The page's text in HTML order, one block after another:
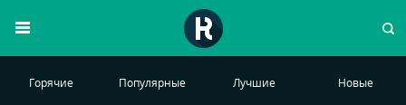
Горячие Популярные Лучшие Новые